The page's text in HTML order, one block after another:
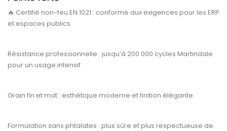
🔥 Certifié non-feu EN 1021 : conforme aux exigences pour les ERP
et espaces publics.
Résistance professionnelle : jusqu’à 200 000 cycles Martindale
pour un usage intensif.
Grain fin et mat : esthétique moderne et finition élégante.
Formulation sans phtalates : plus sûre et plus respectueuse de